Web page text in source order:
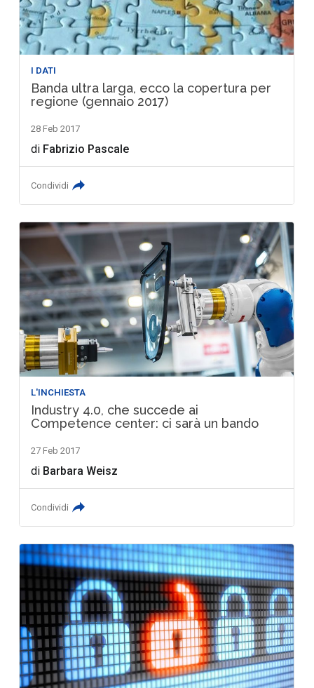
I DATI
Banda ultra larga, ecco la copertura per
regione (gennaio 2017)
28 Feb 2017
di Fabrizio Pascale
Condividi
L'INCHIESTA
Industry 4.0, che succede ai
Competence center: ci sarà un bando
27 Feb 2017
di Barbara Weisz
Condividi